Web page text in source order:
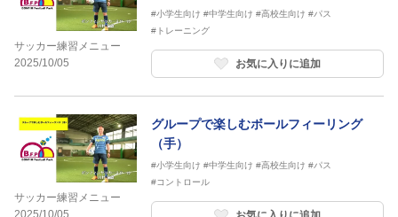
サッカー練習メニュー
2025/10/05
#小学生向け #中学生向け #高校生向け #パス
#トレーニング
お気に入りに追加
サッカー練習メニュー
2025/10/05
グループで楽しむボールフィーリング
（手）
#小学生向け #中学生向け #高校生向け #パス
#コントロール